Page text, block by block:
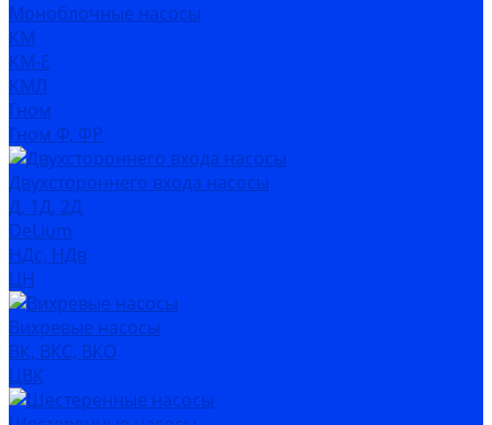
Моноблочные насосы
КМ
КМ-Е
КМЛ
Гном
Гном Ф, ФР
Двухстороннего входа насосы
Д, 1Д, 2Д
DeLium
НДс, НДв
ЦН
Вихревые насосы
ВК, ВКС, ВКО
ЦВК